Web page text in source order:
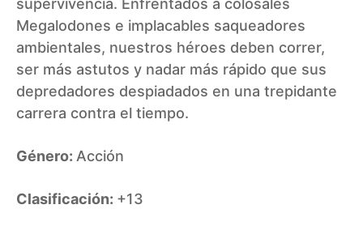
supervivencia. Enfrentados a colosales
Megalodones e implacables saqueadores
ambientales, nuestros héroes deben correr,
ser más astutos y nadar más rápido que sus
depredadores despiadados en una trepidante
carrera contra el tiempo.
Género: Acción
Clasificación: +13